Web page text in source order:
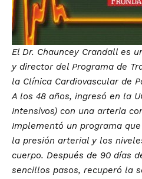
El Dr. Chauncey Crandall es
y director del Programa de
la Clínica Cardiovascular de
A los 48 años, ingresó en la
Intensivos) con una arteria
Implementó un programa
la presión arterial y los
cuerpo. Después de 90 días
sencillos pasos, recuperó la